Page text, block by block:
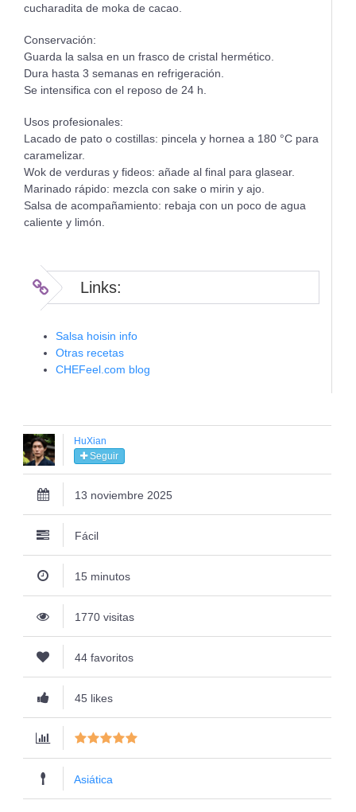
cucharadita de moka de cacao.
Conservación:
Guarda la salsa en un frasco de cristal hermético.
Dura hasta 3 semanas en refrigeración.
Se intensifica con el reposo de 24 h.
Usos profesionales:
Lacado de pato o costillas: pincela y hornea a 180 °C para
caramelizar.
Wok de verduras y fideos: añade al final para glasear.
Marinado rápido: mezcla con sake o mirin y ajo.
Salsa de acompañamiento: rebaja con un poco de agua
caliente y limón.
Links:
Salsa hoisin info
Otras recetas
CHEFeel.com blog
HuXian
Seguir
13 noviembre 2025
Fácil
15 minutos
1770 visitas
44 favoritos
45 likes
Asiática